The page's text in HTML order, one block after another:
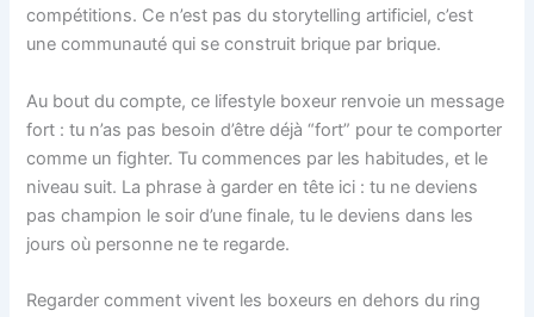
compétitions. Ce n’est pas du storytelling artificiel, c’est
une communauté qui se construit brique par brique.
Au bout du compte, ce lifestyle boxeur renvoie un message
fort : tu n’as pas besoin d’être déjà “fort” pour te comporter
comme un fighter. Tu commences par les habitudes, et le
niveau suit. La phrase à garder en tête ici : tu ne deviens
pas champion le soir d’une finale, tu le deviens dans les
jours où personne ne te regarde.
Regarder comment vivent les boxeurs en dehors du ring